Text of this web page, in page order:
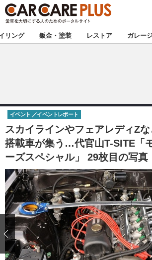
★カーケアプラス認定★ 厳選プロショ
甲信越
東海
中国
九州 沖
注目の記事
ショップレポート
自動車豆知識 ストップ！
ディテイリング
ディテイリング
鈑金・塗装
リング 鈑金・塗装 レストア ガレー
スカイラインやフェアレディZ
搭載車が集う…代官山T-SITE「
ーズスペシャル」 29枚目の写真
イベント イベントレポート